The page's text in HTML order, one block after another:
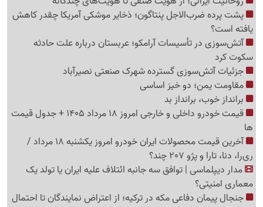
پشت پرده ضرب‌الاجل پنتاگون؛ ذخایر موشکی آمریکا چقدر کاهش
یافته است؟
آتش‌سوزی در تأسیسات آرامکو؛ عربستان درباره علت حادثه
سکوت کرد
جزئیات آتش‌سوزی گسترده شهرک صنعتی نصیرآباد
مقاومت یمن؛ دو خیز اساسی
برانداز خوب، برانداز بد
قیمت خودرو داخلی و خارجی امروز 18 مرداد 1405 + جدول قیمت
ها
آخرین قیمت محصولات ایران خودرو امروز یکشنبه 18 مرداد /
ری‌را، دنا، تارا و پژو 207 چند؟
مدار دیپلماسی | توافق سه جانبه ائتلاف علیه ایران یا تولد یک
معماری امنیتی؟
جنجال پیمان دفاعی مکه در ترکیه؛ از اعتراض نمایندگان تا احتمال